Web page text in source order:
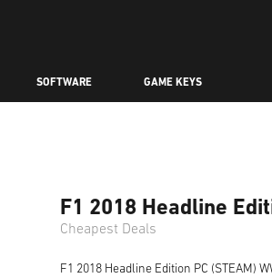
SOFTWARE GAME KEYS
F1 2018 Headline
Cheapest Deals
F1 2018 Headline Edition PC (STEAM)